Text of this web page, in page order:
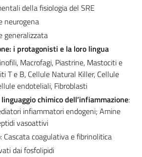
della fisiologia del SRE
neurogena
generalizzata
i protagonisti e la loro lingua
Macrofagi, Piastrine, Mastociti e
T e B, Cellule Natural Killer, Cellule
endoteliali, Fibroblasti
chimico dell’infiammazione:
infiammatori endogeni; Amine
vasoattivi
Cascata coagulativa e fibrinolitica
dai fosfolipidi